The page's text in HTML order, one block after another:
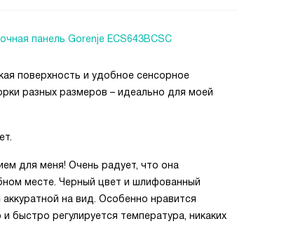
панель Gorenje ECS643BCSC
поверхность и удобное сенсорное
разных размеров – идеально для моей
для меня! Очень радует, что она
месте. Черный цвет и шлифованный
на вид. Особенно нравится
быстро регулируется температура, никаких